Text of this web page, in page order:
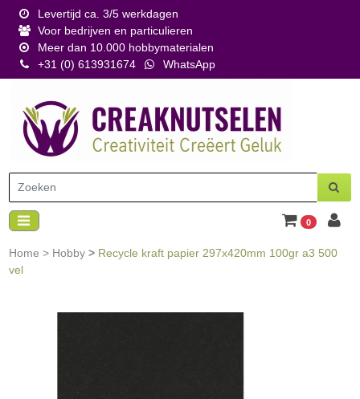
Levertijd ca. 3/5 werkdagen
Voor bedrijven en particulieren
Meer dan 10.000 hobbymaterialen
+31 (0) 613931674
WhatsApp
0
Home > Hobby > Recycle kraft papier 297x420mm 100gr a3 500
vel